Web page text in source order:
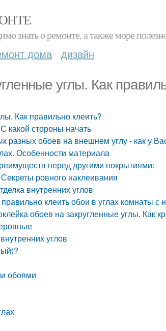
знать о ремонте, а также море
дома дизайн
углы. Как
Как правильно клеить?
какой стороны начать
разных обоев на внешнем углу - как у
Особенности материала
перед другими покрытиями:
ровного наклеивания
внутренних углов
клеить обои в углах комнаты
обоев на закругленные углы. Как
углов
обоями